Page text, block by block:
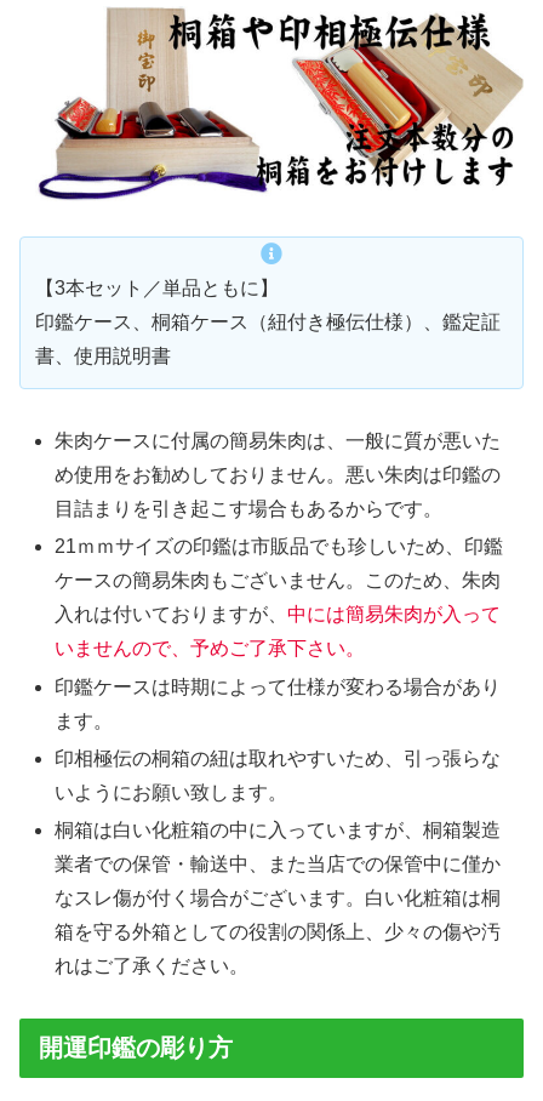
【3本セット／単品ともに】
印鑑ケース、桐箱ケース（紐付き極伝仕様）、鑑定証
書、使用説明書
朱肉ケースに付属の簡易朱肉は、一般に質が悪いた
め使用をお勧めしておりません。悪い朱肉は印鑑の
目詰まりを引き起こす場合もあるからです。
21ｍｍサイズの印鑑は市販品でも珍しいため、印鑑
ケースの簡易朱肉もございません。このため、朱肉
入れは付いておりますが、中には簡易朱肉が入って
いませんので、予めご了承下さい。
印鑑ケースは時期によって仕様が変わる場合があり
ます。
印相極伝の桐箱の紐は取れやすいため、引っ張らな
いようにお願い致します。
桐箱は白い化粧箱の中に入っていますが、桐箱製造
業者での保管・輸送中、また当店での保管中に僅か
なスレ傷が付く場合がございます。白い化粧箱は桐
箱を守る外箱としての役割の関係上、少々の傷や汚
れはご了承ください。
開運印鑑の彫り方